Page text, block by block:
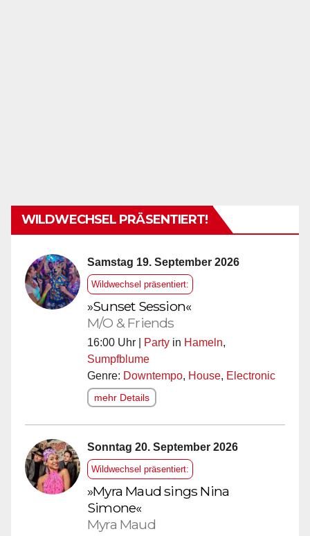
WILDWECHSEL PRÄSENTIERT!
Samstag 19. September 2026
Wildwechsel präsentiert:
»Sunset Session«
M/O & Friends
16:00 Uhr | Party in Hameln,
Sumpfblume
Genre: Downtempo, House, Electronic
mehr Details
Sonntag 20. September 2026
Wildwechsel präsentiert:
»Myra Maud sings Nina
Simone«
Myra Maud